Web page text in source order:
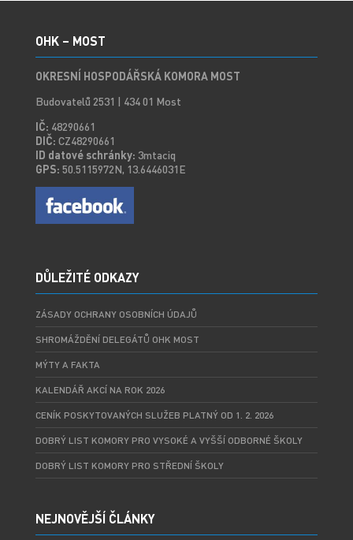
OHK – MOST
OKRESNÍ HOSPODÁŘSKÁ KOMORA MOST
Budovatelů 2531 | 434 01 Most
IČ: 48290661
DIČ: CZ48290661
ID datové schránky: 3mtaciq
GPS: 50.5115972N, 13.6446031E
DŮLEŽITÉ ODKAZY
ZÁSADY OCHRANY OSOBNÍCH ÚDAJŮ
SHROMÁŽDĚNÍ DELEGÁTŮ OHK MOST
MÝTY A FAKTA
KALENDÁŘ AKCÍ NA ROK 2026
CENÍK POSKYTOVANÝCH SLUŽEB PLATNÝ OD 1. 2. 2026
DOBRÝ LIST KOMORY PRO VYSOKÉ A VYŠŠÍ ODBORNÉ ŠKOLY
DOBRÝ LIST KOMORY PRO STŘEDNÍ ŠKOLY
NEJNOVĚJŠÍ ČLÁNKY